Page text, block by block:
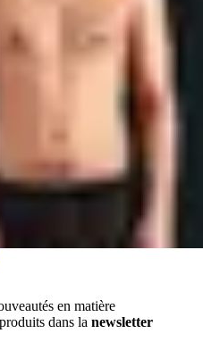
en matière
dans la newsletter